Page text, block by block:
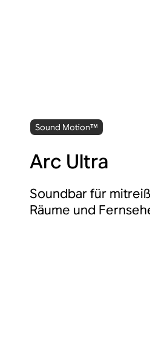
Sound Motion™
Arc Ultra
Soundbar für
Räume und